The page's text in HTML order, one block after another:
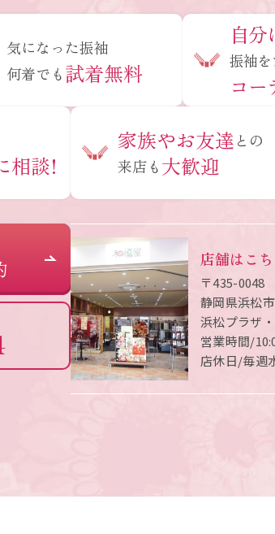
気になった振袖
何着でも試着無料
自分
振袖
コー
相談!
家族やお友達との
来店も大歓迎
店舗はこ
〒435-0048
静岡県浜松
浜松プラザ
営業時間/
店休日/毎週